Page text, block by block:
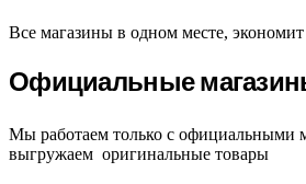
Все магазины в одном месте,
Официальные
Мы работаем только с официальными
выгружаем оригинальные товары